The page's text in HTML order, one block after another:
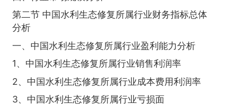
第二节 中国水利生态修复所属行业财务指标总体
分析
一、中国水利生态修复所属行业盈利能力分析
1、中国水利生态修复所属行业销售利润率
2、中国水利生态修复所属行业成本费用利润率
3、中国水利生态修复所属行业亏损面